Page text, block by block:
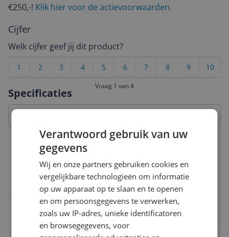
Specificaties
Overige kenmerken
Verpakking lengte
Product lengte
€250,-! Klik hier voor de actievoorwaarden.
Cijfer
Welk cijfer geef jij dit product?
10
9
8
7
6
5
4
3
2
1
Vraag 1 van 4
Verantwoord gebruik van uw
gegevens
Wij en onze partners gebruiken cookies en
vergelijkbare technologieën om informatie
op uw apparaat op te slaan en te openen
en om persoonsgegevens te verwerken,
zoals uw IP-adres, unieke identificatoren
en browsegegevens, voor